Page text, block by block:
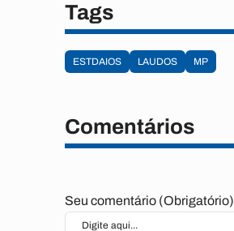
Tags
ESTDAIOS LAUDOS MP
Comentários
Seu comentário (Obrigatório)